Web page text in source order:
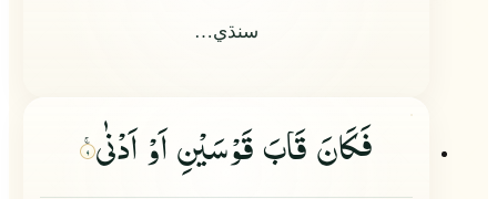
سنڌي…
فَكَانَ قَابَ قَوْسَیْنِ اَوْ اَدْنٰى ۹